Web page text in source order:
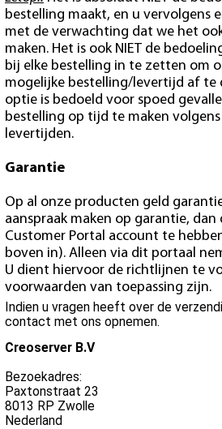
bestelling maakt, en u vervolgens
met de verwachting dat we het
maken. Het is ook NIET de
bij elke bestelling in te zetten om
mogelijke bestelling/levertijd af te
optie is bedoeld voor spoed
bestelling op tijd te maken
levertijden.
Garantie
Op al onze producten geld
aanspraak maken op garantie,
Customer Portal account te
boven in). Alleen via dit portaal
U dient hiervoor de richtlijnen te
voorwaarden van toepassing zijn.
Indien u vragen heeft over de
contact met ons opnemen.
Creoserver B.V
Bezoekadres:
Paxtonstraat 23
8013 RP Zwolle
Nederland